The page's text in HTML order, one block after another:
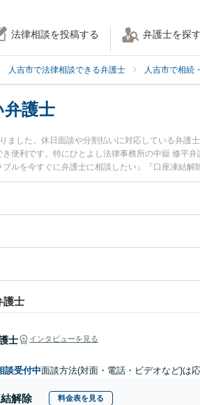
法律相談を投稿する 弁護士を探す
人吉市で法律相談できる弁護士 人吉市で相続
弁護士
ました。休日面談や分割払いに対応している弁護
便利です。特にひとよし法律事務所の中嶽 修平
ルを今すぐに弁護士に相談したい』『口座凍結
相談予約したい』などでお困りの相談者さんにお
護士
士 インタビューを見る
談受付中面談方法(対面・電話・ビデオなど)は
解除 料金表を見る